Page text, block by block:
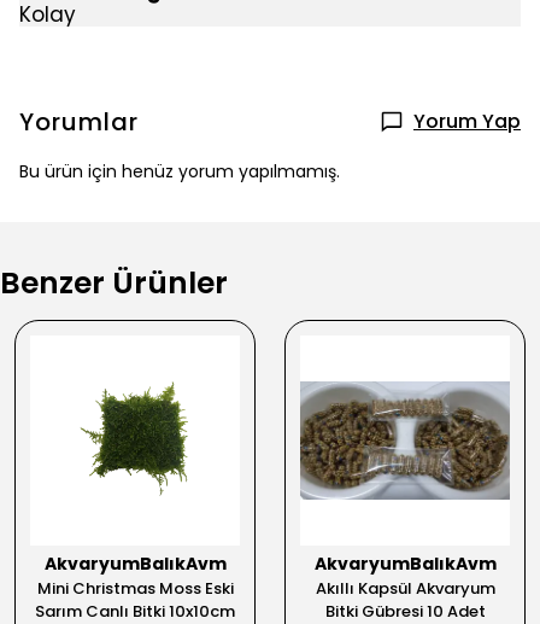
Kolay
Yorumlar Yorum Yap
Bu ürün için henüz yorum yapılmamış.
Benzer Ürünler
AkvaryumBalıkAvm
Mini Christmas Moss Eski
Sarım Canlı Bitki 10x10cm
AkvaryumBalıkAvm
Akıllı Kapsül Akvaryum
Bitki Gübresi 10 Adet